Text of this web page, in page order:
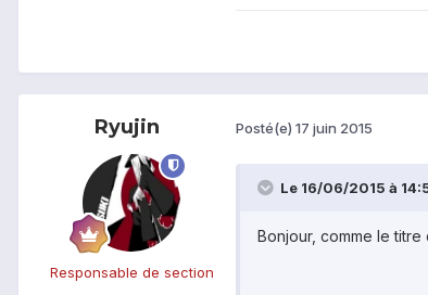
Ryujin
Responsable de section
Posté(e) 17 juin 2015
Le 16/06/2015 à
Bonjour, comme le